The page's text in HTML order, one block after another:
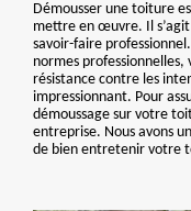
Démousser une toiture
mettre en œuvre. Il
savoir-faire
normes
résistance contre les
impressionnant. Pour
démoussage sur votre
entreprise. Nous avons
de bien entretenir votre